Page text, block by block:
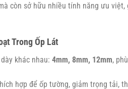
còn sở hữu nhiều tính năng ưu
Trong Ốp Lát
khác nhau: 4mm, 8mm, 12mm,
hợp để ốp tường, giảm trọng tải,